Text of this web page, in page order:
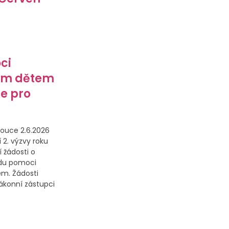
dětem
pro
2.6.2026
výzvy roku
žádosti o
pomoci
Žádosti
zástupci